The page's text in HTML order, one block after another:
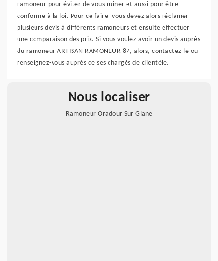
ramoneur pour éviter de vous ruiner et aussi pour être
conforme à la loi. Pour ce faire, vous devez alors réclamer
plusieurs devis à différents ramoneurs et ensuite effectuer
une comparaison des prix. Si vous voulez avoir un devis auprès
du ramoneur ARTISAN RAMONEUR 87, alors, contactez-le ou
renseignez-vous auprès de ses chargés de clientèle.
Nous localiser
Ramoneur Oradour Sur Glane